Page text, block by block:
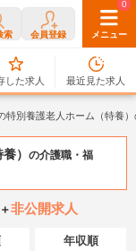
索 会員登録 メニュー
0
した求人
0
最近見た求人
特別養護老人ホーム（特養
） の介護職・福
非公開求人
年収順